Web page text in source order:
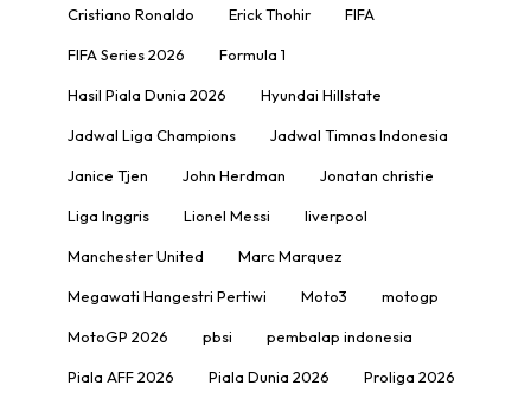
Cristiano Ronaldo Erick Thohir FIFA
FIFA Series 2026 Formula 1
Hasil Piala Dunia 2026 Hyundai Hillstate
Jadwal Liga Champions Jadwal Timnas Indonesia
Janice Tjen John Herdman Jonatan christie
Liga Inggris Lionel Messi liverpool
Manchester United Marc Marquez
Megawati Hangestri Pertiwi Moto3 motogp
MotoGP 2026 pbsi pembalap indonesia
Piala AFF 2026 Piala Dunia 2026 Proliga 2026